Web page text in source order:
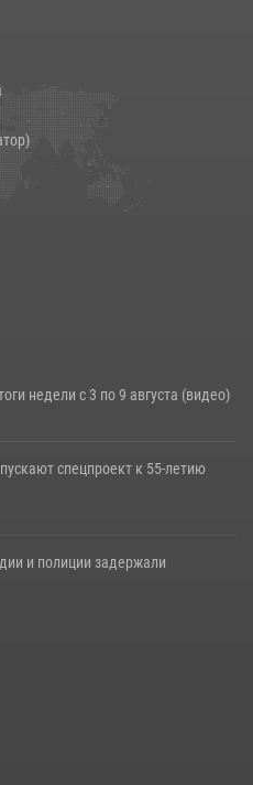
законодательства
злоумышленников,
(видео)
недели с 3 по 9 августа (видео)
спецпроект к 55-летию
и полиции задержали